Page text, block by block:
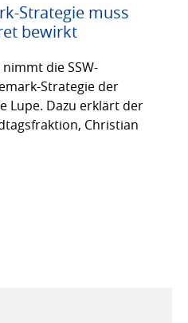
Strategie muss
bewirkt
die SSW-
Strategie der
Lupe. Dazu erklärt der
Christian